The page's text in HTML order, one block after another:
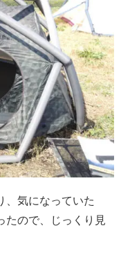
、気になっていた
たので、じっくり見